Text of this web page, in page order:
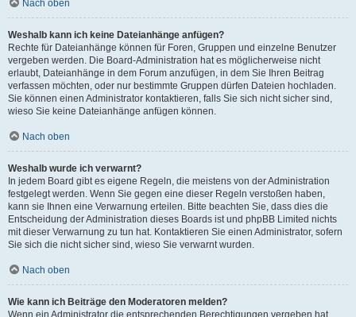
Nach oben
Weshalb kann ich keine Dateianhänge anfügen?
Rechte für Dateianhänge können für Foren, Gruppen und einzelne Benutzer
vergeben werden. Die Board-Administration hat es möglicherweise nicht
erlaubt, Dateianhänge in dem Forum anzufügen, in dem Sie Ihren Beitrag
verfassen möchten, oder nur bestimmte Gruppen dürfen Dateien hochladen.
Sie können einen Administrator kontaktieren, falls Sie sich nicht sicher sind,
wieso Sie keine Dateianhänge anfügen können.
Nach oben
Weshalb wurde ich verwarnt?
In jedem Board gibt es eigene Regeln, die meistens von der Administration
festgelegt werden. Wenn Sie gegen eine dieser Regeln verstoßen haben,
kann sie Ihnen eine Verwarnung erteilen. Bitte beachten Sie, dass dies die
Entscheidung der Administration dieses Boards ist und phpBB Limited nichts
mit dieser Verwarnung zu tun hat. Kontaktieren Sie einen Administrator, sofern
Sie sich die nicht sicher sind, wieso Sie verwarnt wurden.
Nach oben
Wie kann ich Beiträge den Moderatoren melden?
Wenn ein Administrator die entsprechenden Berechtigungen vergeben hat,